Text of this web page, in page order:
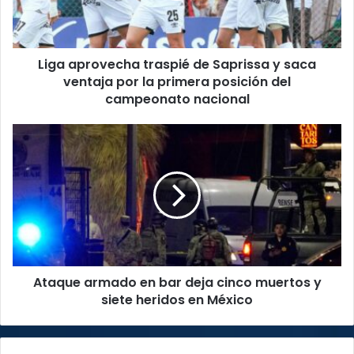
saca
ventaja
por
campeonato
nacional
Liga aprovecha traspié de Saprissa y saca
ventaja por la primera posición del
campeonato nacional
en
bar
deja
cinco
muertos
y
siete
heridosAtaque armado en bar deja cinco muertos y
siete heridos en México